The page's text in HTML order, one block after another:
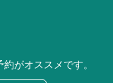
がオススメです。